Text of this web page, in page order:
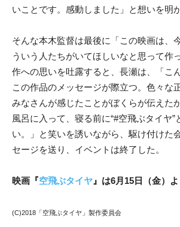
いことです。感動しました」と想いを明
そんな本木監督は最後に「この映画は、
ういう人たちがいてほしいなと思って作
作への思いを吐露すると、長瀬は、「こ
この作品のメッセージが際立つ。色々な
みなさんが感じたことがぼくらが伝えた
風呂に入って、寝る前に“#空飛ぶタイヤ”
い。」と笑いを誘いながら、駆け付けた
セージを送り、イベントは終了した。
映画『空飛ぶタイヤ 』は6月15日（金）
(C)2018「空飛ぶタイヤ」製作委員会